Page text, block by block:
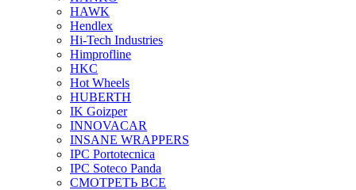
HAWK
Hendlex
Hi-Tech Industries
Himprofline
HKC
Hot Wheels
HUBERTH
IK Goizper
INNOVACAR
INSANE WRAPPERS
IPC Portotecnica
IPC Soteco Panda
СМОТРЕТЬ ВСЕ